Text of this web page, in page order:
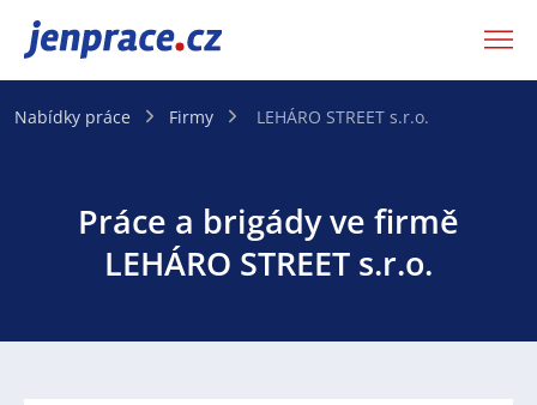
JenPráce.cz
Nabídky práce Firmy LEHÁRO STREET s.r.o.
Práce a brigády ve firmě
LEHÁRO STREET s.r.o.